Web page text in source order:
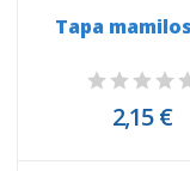
Tapa
2,15 €